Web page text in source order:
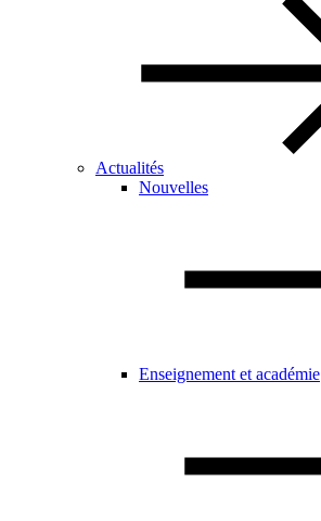
Actualités
Nouvelles
Enseignement et académie